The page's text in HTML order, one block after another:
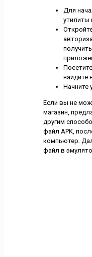
Для
утилиты
найдите
Начните
Если вы не
магазин,
другим
файл APK,
компьютер.
файл в